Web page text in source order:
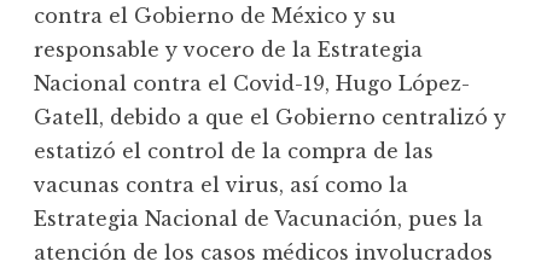
contra el Gobierno de México y su
responsable y vocero de la Estrategia
Nacional contra el Covid-19, Hugo López-
Gatell, debido a que el Gobierno centralizó y
estatizó el control de la compra de las
vacunas contra el virus, así como la
Estrategia Nacional de Vacunación, pues la
atención de los casos médicos involucrados